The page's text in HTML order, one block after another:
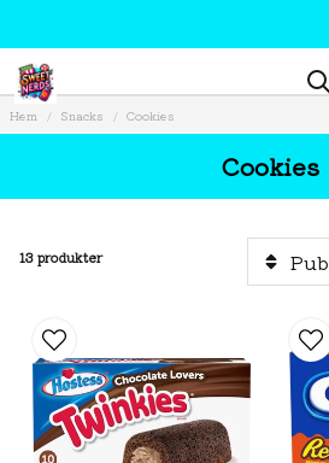
Hem Snacks Cookies
Cookies
13 produkter